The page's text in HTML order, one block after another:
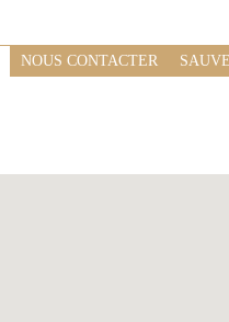
NOUS CONTACTER